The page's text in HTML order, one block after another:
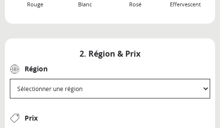
Rouge Blanc Rosé Effervescent
2. Région & Prix
Région
Prix